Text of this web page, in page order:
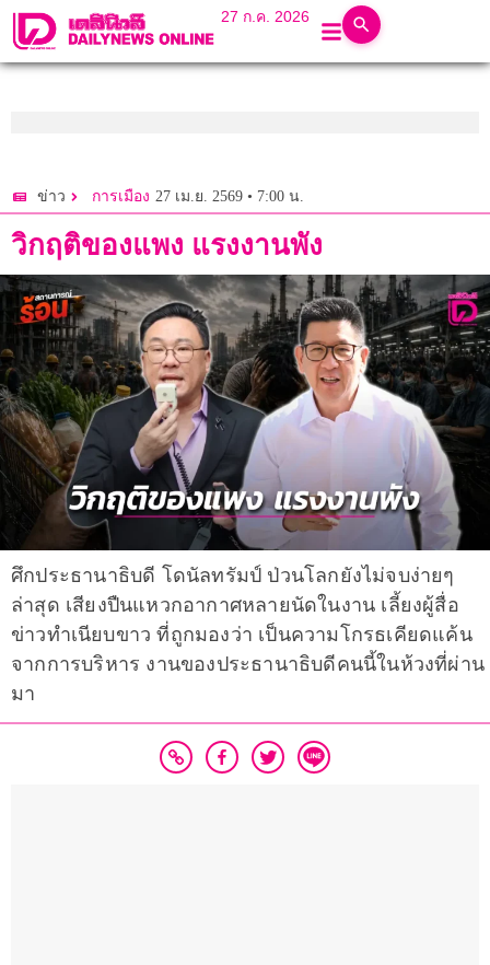
27 ก.ค. 2026
ข่าว การเมือง 27 เม.ย. 2569 • 7:00 น.
วิกฤติของแพง แรงงานพัง
ศึกประธานาธิบดี โดนัลทรัมป์ ป่วนโลกยังไม่จบง่ายๆ
ล่าสุด เสียงปืนแหวกอากาศหลายนัดในงาน เลี้ยงผู้สื่อ
ข่าวทำเนียบขาว ที่ถูกมองว่า เป็นความโกรธเคียดแค้น
จากการบริหาร งานของประธานาธิบดีคนนี้ในห้วงที่ผ่าน
มา